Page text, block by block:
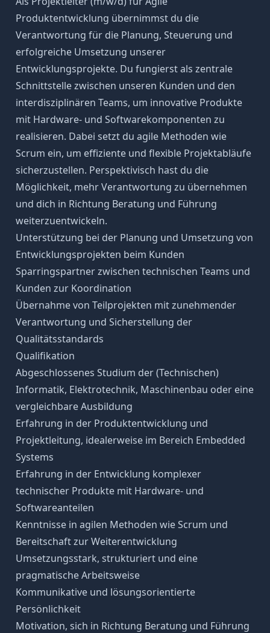
Produktentwicklung übernimmst du die
Verantwortung für die Planung, Steuerung und
erfolgreiche Umsetzung unserer
Entwicklungsprojekte. Du fungierst als zentrale
Schnittstelle zwischen unseren Kunden und den
interdisziplinären Teams, um innovative Produkte
mit Hardware- und Softwarekomponenten zu
realisieren. Dabei setzt du agile Methoden wie
Scrum ein, um effiziente und flexible Projektabläufe
sicherzustellen. Perspektivisch hast du die
Möglichkeit, mehr Verantwortung zu übernehmen
und dich in Richtung Beratung und Führung
weiterzuentwickeln.
Unterstützung bei der Planung und Umsetzung von
Entwicklungsprojekten beim Kunden
Sparringspartner zwischen technischen Teams und
Kunden zur Koordination
Übernahme von Teilprojekten mit zunehmender
Verantwortung und Sicherstellung der
Qualitätsstandards
Qualifikation
Abgeschlossenes Studium der (Technischen)
Informatik, Elektrotechnik, Maschinenbau oder eine
vergleichbare Ausbildung
Erfahrung in der Produktentwicklung und
Projektleitung, idealerweise im Bereich Embedded
Systems
Erfahrung in der Entwicklung komplexer
technischer Produkte mit Hardware- und
Softwareanteilen
Kenntnisse in agilen Methoden wie Scrum und
Bereitschaft zur Weiterentwicklung
Umsetzungsstark, strukturiert und eine
pragmatische Arbeitsweise
Kommunikative und lösungsorientierte
Persönlichkeit
Motivation, sich in Richtung Beratung und Führung